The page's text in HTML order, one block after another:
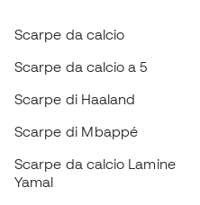
Scarpe da calcio
Scarpe da calcio a 5
Scarpe di Haaland
Scarpe di Mbappé
Scarpe da calcio Lamine
Yamal